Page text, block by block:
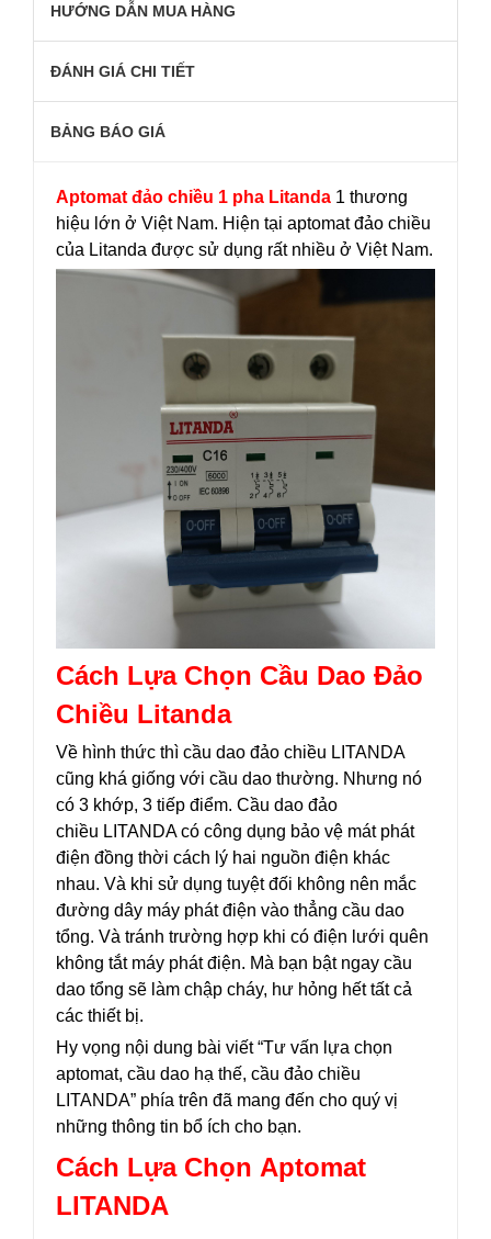
HƯỚNG DẪN MUA HÀNG
ĐÁNH GIÁ CHI TIẾT
BẢNG BÁO GIÁ
Aptomat đảo chiều 1 pha Litanda 1 thương
hiệu lớn ở Việt Nam. Hiện tại aptomat đảo chiều
của Litanda được sử dụng rất nhiều ở Việt Nam.
Cách Lựa Chọn Cầu Dao Đảo
Chiều Litanda
Về hình thức thì cầu dao đảo chiều LITANDA
cũng khá giống với cầu dao thường. Nhưng nó
có 3 khớp, 3 tiếp điểm. Cầu dao đảo
chiều LITANDA có công dụng bảo vệ mát phát
điện đồng thời cách lý hai nguồn điện khác
nhau. Và khi sử dụng tuyệt đối không nên mắc
đường dây máy phát điện vào thẳng cầu dao
tổng. Và tránh trường hợp khi có điện lưới quên
không tắt máy phát điện. Mà bạn bật ngay cầu
dao tổng sẽ làm chập cháy, hư hỏng hết tất cả
các thiết bị.
Hy vọng nội dung bài viết “Tư vấn lựa chọn
aptomat, cầu dao hạ thế, cầu đảo chiều
LITANDA” phía trên đã mang đến cho quý vị
những thông tin bổ ích cho bạn.
Cách Lựa Chọn Aptomat
LITANDA